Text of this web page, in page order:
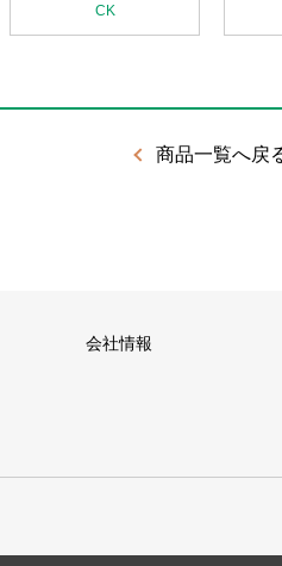
CK
商品一覧へ戻
会社情報